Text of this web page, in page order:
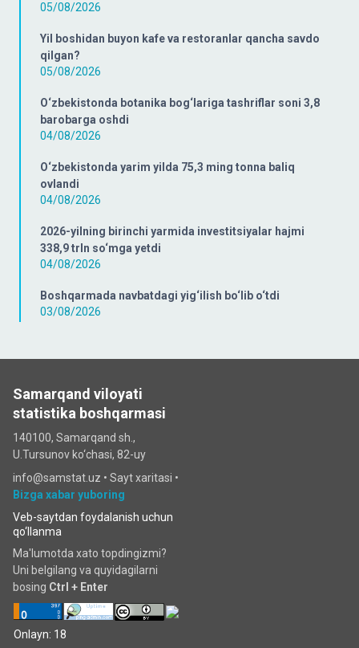
05/08/2026
Yil boshidan buyon kafe va restoranlar qancha savdo
qilgan?
05/08/2026
O‘zbekistonda botanika bog‘lariga tashriflar soni 3,8
barobarga oshdi
04/08/2026
O‘zbekistonda yarim yilda 75,3 ming tonna baliq
ovlandi
04/08/2026
2026-yilning birinchi yarmida investitsiyalar hajmi
338,9 trln so‘mga yetdi
04/08/2026
Boshqarmada navbatdagi yig‘ilish bo‘lib o‘tdi
03/08/2026
Samarqand viloyati
statistika boshqarmasi
140100, Samarqand sh.,
U.Tursunov ko‘chаsi, 82-uy
info@samstat.uz • Sayt xaritasi •
Bizga xabar yuboring
Veb-saytdan foydalanish uchun
qo‘llanma
Ma'lumotda xato topdingizmi?
Uni belgilang va quyidagilarni
bosing Ctrl + Enter
Onlayn: 18